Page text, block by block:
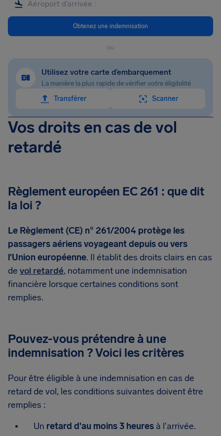
Obtenez une indemnisation
ou
Utilisez votre carte d’embarquement
La manière la plus rapide de vérifier votre éligibilité
Transférer
Scanner
Vos droits en cas de vol
retardé
Règlement européen EC 261 : que dit
la loi ?
Le Règlement (CE) n° 261/2004 protège les
passagers aériens voyageant depuis ou vers
l'Union européenne. Il établit des droits clairs en cas
de vol retardé, notamment une indemnisation
financière lorsque certaines conditions sont
remplies.
Pouvez-vous prétendre à une
indemnisation ? Voici les critères
Pour être éligible à une indemnisation en cas de
retard de vol, les conditions suivantes doivent être
remplies :
Un retard d'au moins 3 heures à l'arrivée.